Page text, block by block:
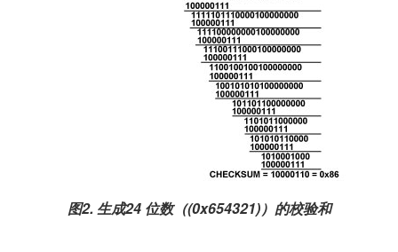
图2. 生成24 位数（(0x654321)）的校验和